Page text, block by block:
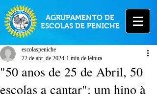
AGRUPAMENTO DE
ESCOLAS DE PENICHE
"50 anos de 25 de Abril, 50
escolas a cantar": um hino à
escolaspeniche
22 de abr. de 2024 1 min de leitura